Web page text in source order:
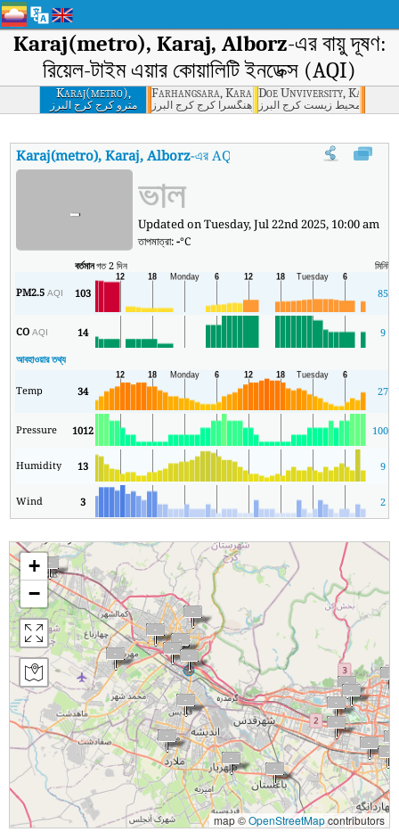
Karaj(metro), Karaj, Alborz-এর বায়ু দূষণ:
রিয়েল-টাইম এয়ার কোয়ালিটি ইনডেক্স (AQI)
Karaj(metro),
Karaj, Alborz
مترو کرج کرج البرز
Farhangsara, Karaj, Alborz
فرهنگسرا کرج کرج البرز
Doe Unviversity, Karaj,
حفاظت محيط زيست کرج البرز
Karaj(metro), Karaj, Alborz-এর AQI Karaj(metro), Karaj, Alborz-এর
- ভাল
Updated on Tuesday, Jul 22nd 2025, 10:00 am
তাপমাত্রা:-°C
বর্তমানগত 2 দিন মিনিট
PM2.5AQI 103 85
COAQI 14
9
আবহাওয়ার তথ্য
Temp 34 27
Pressure 1012 1008
Humidity 13 9
Wind 3 2
+
−
map ©OpenStreetMapcontributors